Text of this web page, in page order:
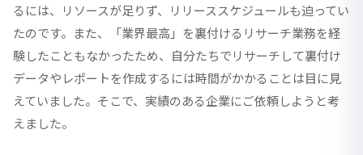
るには、リソースが足りず、リリーススケジュールも迫ってい
たのです。また、「業界最高」を裏付けるリサーチ業務を経
験したこともなかったため、自分たちでリサーチして裏付け
データやレポートを作成するには時間がかかることは目に見
えていました。そこで、実績のある企業にご依頼しようと考
えました。